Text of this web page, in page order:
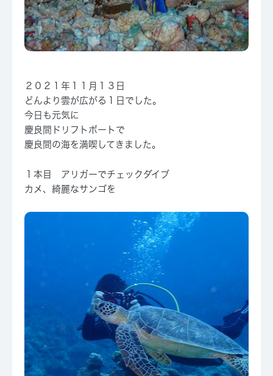
２０２１年１１月１３日
どんより雲が広がる１日でした。
今日も元気に
慶良間ドリフトボートで
慶良間の海を満喫してきました。
１本目 アリガーでチェックダイブ
カメ、綺麗なサンゴを